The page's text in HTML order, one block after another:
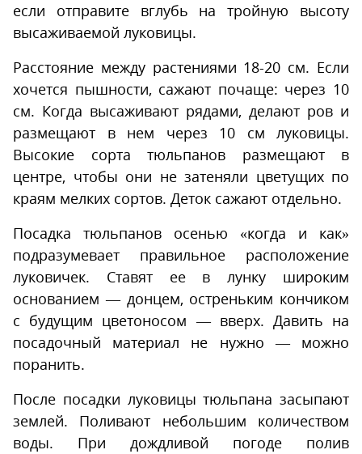
если отправите вглубь на тройную высоту
высаживаемой луковицы.
Расстояние между растениями 18-20 см. Если
хочется пышности, сажают почаще: через 10
см. Когда высаживают рядами, делают ров и
размещают в нем через 10 см луковицы.
Высокие сорта тюльпанов размещают в
центре, чтобы они не затеняли цветущих по
краям мелких сортов. Деток сажают отдельно.
Посадка тюльпанов осенью «когда и как»
подразумевает правильное расположение
луковичек. Ставят ее в лунку широким
основанием — донцем, остреньким кончиком
с будущим цветоносом — вверх. Давить на
посадочный материал не нужно — можно
поранить.
После посадки луковицы тюльпана засыпают
землей. Поливают небольшим количеством
воды. При дождливой погоде полив